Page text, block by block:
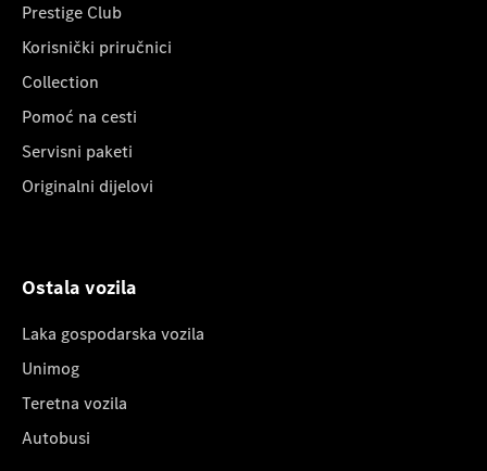
Prestige Club
Korisnički priručnici
Collection
Pomoć na cesti
Servisni paketi
Originalni dijelovi
Ostala vozila
Laka gospodarska vozila
Unimog
Teretna vozila
Autobusi